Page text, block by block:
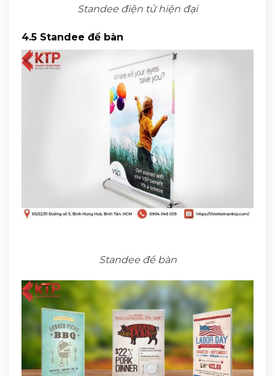
Standee điện tử hiện đại
4.5 Standee để bàn
Standee để bàn